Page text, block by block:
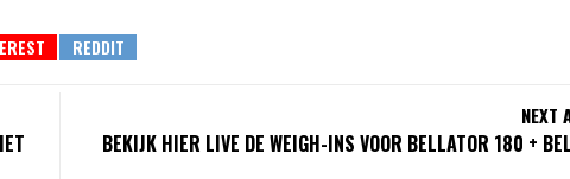
NEXT
BEKIJK HIER LIVE DE WEIGH-INS VOOR BELLATOR 180 +